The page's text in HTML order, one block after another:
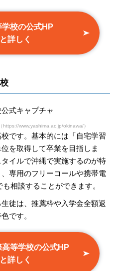
学校の公式HP
詳しく
https://www.yashima.ac.jp/okinawa/）
です。基本的には「自宅学習
を取得して卒業を目指しま
イルで沖縄で実施するのが特
専用のフリーコールや携帯電
相談することができます。
徒は、推薦枠や入学金全額返
です。
等学校の公式HP
詳しく